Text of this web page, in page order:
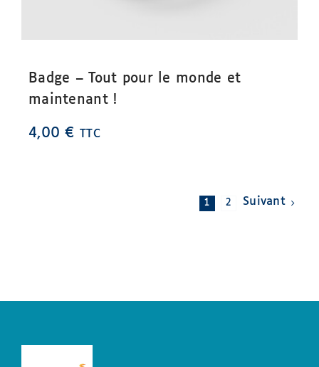
Badge – Tout pour le monde et
maintenant !
4,00€ TTC
1 2